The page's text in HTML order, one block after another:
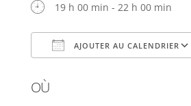
19 h 00 min - 22 h 00 min
AJOUTER AU CALENDRIER
OÙ